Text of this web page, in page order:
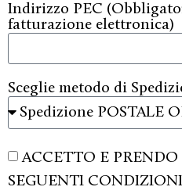
Indirizzo PEC
fatturazione elettronica)
Sceglie metodo di
ACCETTO E
SEGUENTI